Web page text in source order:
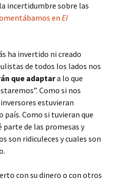
incertidumbre sobre las
enEl
ha invertido ni creado
de todos los lados nos
que adaptara lo que
Como si nos
estuvieran
Como si tuvieran que
de las promesas y
son ridiculeces y cuales son
con su dinero o con otros